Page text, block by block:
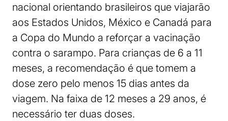
nacional orientando brasileiros que viajarão
aos Estados Unidos, México e Canadá para
a Copa do Mundo a reforçar a vacinação
contra o sarampo. Para crianças de 6 a 11
meses, a recomendação é que tomem a
dose zero pelo menos 15 dias antes da
viagem. Na faixa de 12 meses a 29 anos, é
necessário ter duas doses.